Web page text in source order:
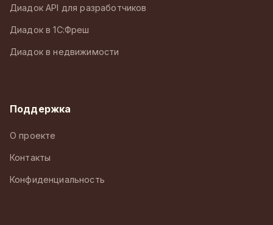
Диадок API для разработчиков
Диадок в 1С:Фреш
Диадок в недвижимости
Поддержка
О проекте
Контакты
Конфиденциальность